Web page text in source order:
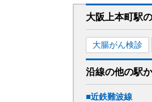
大阪上本町駅の
大腸がん検診
沿線の他の駅
■近鉄難波線